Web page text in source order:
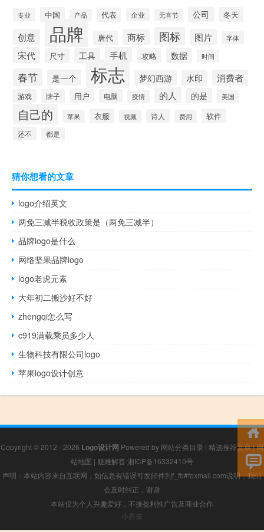
专业 中国 产品 代表 企业 元宵节 公司 冬天
创意 品牌 唐代 商标 图标 图片 字体
宋代 尺寸 工具 手机 攻略 数据 时间
春节 是一个 标志 梦幻西游 水印 消费者
游戏 牌子 用户 电脑 疫情 的人 的是 美国
自己的 苹果 衣服 视频 诗人 费用 软件
还不 都是
猜你想看的文章
logo介绍英文
两免三减半税收政策是（两免三减半）
品牌logo是什么
网络坚果品牌logo
logo老虎元素
大年初二搬沙好不好
zhengqi怎么写
c919满载乘员多少人
生物科技有限公司logo
苹果logo设计创意
Copyright © 2012 - 2026 Logo设计网 Powered by 网站分类目录 | 精选推荐文章|网
站地图 | 疑难解答 湘ICP备16332410号
声明：本站内容来自互联网，如信息有错误可发邮件到f_fb#foxmail.com说明，我们
会及时纠正，谢谢
本站仅为个人兴趣爱好，不接盈利性广告及商业合作
小男孩